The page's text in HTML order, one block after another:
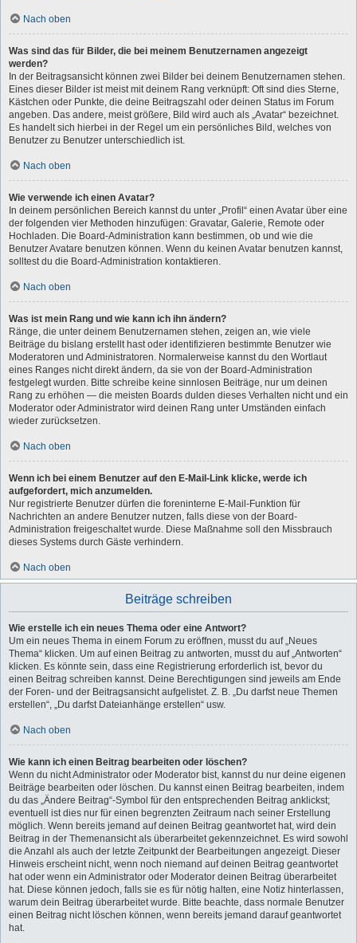
Nach oben
Was sind das für Bilder, die bei meinem Benutzernamen angezeigt
werden?
In der Beitragsansicht können zwei Bilder bei deinem Benutzernamen stehen.
Eines dieser Bilder ist meist mit deinem Rang verknüpft: Oft sind dies Sterne,
Kästchen oder Punkte, die deine Beitragszahl oder deinen Status im Forum
angeben. Das andere, meist größere, Bild wird auch als „Avatar“ bezeichnet.
Es handelt sich hierbei in der Regel um ein persönliches Bild, welches von
Benutzer zu Benutzer unterschiedlich ist.
Nach oben
Wie verwende ich einen Avatar?
In deinem persönlichen Bereich kannst du unter „Profil“ einen Avatar über eine
der folgenden vier Methoden hinzufügen: Gravatar, Galerie, Remote oder
Hochladen. Die Board-Administration kann bestimmen, ob und wie die
Benutzer Avatare benutzen können. Wenn du keinen Avatar benutzen kannst,
solltest du die Board-Administration kontaktieren.
Nach oben
Was ist mein Rang und wie kann ich ihn ändern?
Ränge, die unter deinem Benutzernamen stehen, zeigen an, wie viele
Beiträge du bislang erstellt hast oder identifizieren bestimmte Benutzer wie
Moderatoren und Administratoren. Normalerweise kannst du den Wortlaut
eines Ranges nicht direkt ändern, da sie von der Board-Administration
festgelegt wurden. Bitte schreibe keine sinnlosen Beiträge, nur um deinen
Rang zu erhöhen — die meisten Boards dulden dieses Verhalten nicht und ein
Moderator oder Administrator wird deinen Rang unter Umständen einfach
wieder zurücksetzen.
Nach oben
Wenn ich bei einem Benutzer auf den E-Mail-Link klicke, werde ich
aufgefordert, mich anzumelden.
Nur registrierte Benutzer dürfen die foreninterne E-Mail-Funktion für
Nachrichten an andere Benutzer nutzen, falls diese von der Board-
Administration freigeschaltet wurde. Diese Maßnahme soll den Missbrauch
dieses Systems durch Gäste verhindern.
Nach oben
Beiträge schreiben
Wie erstelle ich ein neues Thema oder eine Antwort?
Um ein neues Thema in einem Forum zu eröffnen, musst du auf „Neues
Thema“ klicken. Um auf einen Beitrag zu antworten, musst du auf „Antworten“
klicken. Es könnte sein, dass eine Registrierung erforderlich ist, bevor du
einen Beitrag schreiben kannst. Deine Berechtigungen sind jeweils am Ende
der Foren- und der Beitragsansicht aufgelistet. Z. B. „Du darfst neue Themen
erstellen“, „Du darfst Dateianhänge erstellen“ usw.
Nach oben
Wie kann ich einen Beitrag bearbeiten oder löschen?
Wenn du nicht Administrator oder Moderator bist, kannst du nur deine eigenen
Beiträge bearbeiten oder löschen. Du kannst einen Beitrag bearbeiten, indem
du das „Ändere Beitrag“-Symbol für den entsprechenden Beitrag anklickst;
eventuell ist dies nur für einen begrenzten Zeitraum nach seiner Erstellung
möglich. Wenn bereits jemand auf deinen Beitrag geantwortet hat, wird dein
Beitrag in der Themenansicht als überarbeitet gekennzeichnet. Es wird sowohl
die Anzahl als auch der letzte Zeitpunkt der Bearbeitungen angezeigt. Dieser
Hinweis erscheint nicht, wenn noch niemand auf deinen Beitrag geantwortet
hat oder wenn ein Administrator oder Moderator deinen Beitrag überarbeitet
hat. Diese können jedoch, falls sie es für nötig halten, eine Notiz hinterlassen,
warum dein Beitrag überarbeitet wurde. Bitte beachte, dass normale Benutzer
einen Beitrag nicht löschen können, wenn bereits jemand darauf geantwortet
hat.